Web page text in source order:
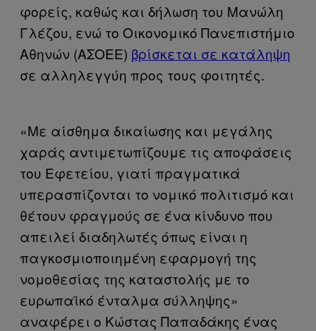
φορείς, καθώς και δήλωση του Μανώλη
Γλέζου, ενώ το Οικονομικό Πανεπιστήμιο
Αθηνών (ΑΣΟΕΕ) βρίσκεται σε κατάληψη
σε αλληλεγγύη προς τους φοιτητές.
«Με αίσθημα δικαίωσης και μεγάλης
χαράς αντιμετωπίζουμε τις αποφάσεις
του Εφετείου, γιατί πραγματικά
υπερασπίζονται το νομικό πολιτισμό και
θέτουν φραγμούς σε ένα κίνδυνο που
απειλεί διαδηλωτές όπως είναι η
παγκοσμιοποιημένη εφαρμογή της
νομοθεσίας της καταστολής με το
ευρωπαϊκό ένταλμα σύλληψης»
αναφέρει ο Κώστας Παπαδάκης ένας